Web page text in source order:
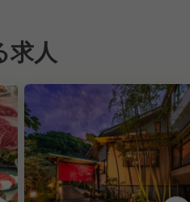
求人